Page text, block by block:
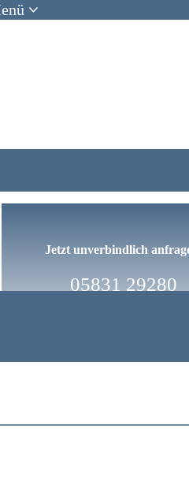
Jetzt unverbindlich
05831 29280